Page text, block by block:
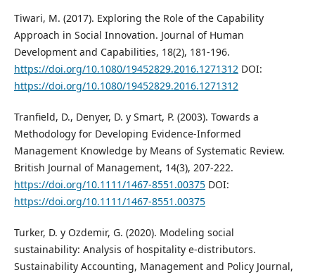
Tiwari, M. (2017). Exploring the Role of the Capability
Approach in Social Innovation. Journal of Human
Development and Capabilities, 18(2), 181-196.
https://doi.org/10.1080/19452829.2016.1271312DOI:
https://doi.org/10.1080/19452829.2016.1271312
Tranfield, D., Denyer, D. y Smart, P. (2003). Towards a
Methodology for Developing Evidence‐Informed
Management Knowledge by Means of Systematic Review.
British Journal of Management, 14(3), 207-222.
https://doi.org/10.1111/1467-8551.00375DOI:
https://doi.org/10.1111/1467-8551.00375
Turker, D. y Ozdemir, G. (2020). Modeling social
sustainability: Analysis of hospitality e-distributors.
Sustainability Accounting, Management and Policy Journal,